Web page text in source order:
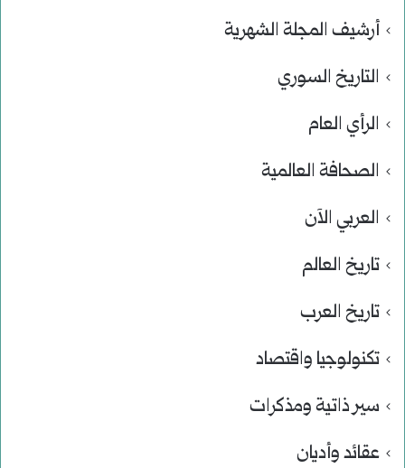
أرشيف المجلة الشهرية
التاريخ السوري
الرأي العام
الصحافة العالمية
العربي الآن
تاريخ العالم
تاريخ العرب
تكنولوجيا واقتصاد
سير ذاتية ومذكرات
عقائد وأديان